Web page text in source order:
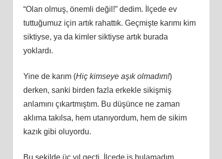
“Olan olmuş, önemli değil!” dedim. İlçede ev
tuttuğumuz için artık rahattık. Geçmişte karımı kim
siktiyse, ya da kimler siktiyse artık burada
yoklardı.
Yine de karım (Hiç kimseye aşık olmadım!)
derken, sanki birden fazla erkekle sikişmiş
anlamını çıkartmıştım. Bu düşünce ne zaman
aklıma takılsa, hem utanıyordum, hem de sikim
kazık gibi oluyordu.
Bu şekilde üç yıl geçti. İlçede iş bulamadım,